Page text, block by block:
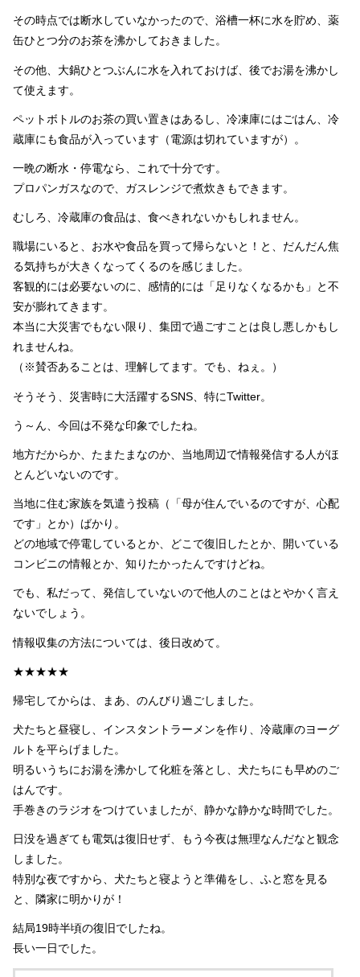
その時点では断水していなかったので、浴槽一杯に水を貯め、薬
缶ひとつ分のお茶を沸かしておきました。
その他、大鍋ひとつぶんに水を入れておけば、後でお湯を沸かし
て使えます。
ペットボトルのお茶の買い置きはあるし、冷凍庫にはごはん、冷
蔵庫にも食品が入っています（電源は切れていますが）。
一晩の断水・停電なら、これで十分です。
プロパンガスなので、ガスレンジで煮炊きもできます。
むしろ、冷蔵庫の食品は、食べきれないかもしれません。
職場にいると、お水や食品を買って帰らないと！と、だんだん焦
る気持ちが大きくなってくるのを感じました。
客観的には必要ないのに、感情的には「足りなくなるかも」と不
安が膨れてきます。
本当に大災害でもない限り、集団で過ごすことは良し悪しかもし
れませんね。
（※賛否あることは、理解してます。でも、ねぇ。）
そうそう、災害時に大活躍するSNS、特にTwitter。
う～ん、今回は不発な印象でしたね。
地方だからか、たまたまなのか、当地周辺で情報発信する人がほ
とんどいないのです。
当地に住む家族を気遣う投稿（「母が住んでいるのですが、心配
です」とか）ばかり。
どの地域で停電しているとか、どこで復旧したとか、開いている
コンビニの情報とか、知りたかったんですけどね。
でも、私だって、発信していないので他人のことはとやかく言え
ないでしょう。
情報収集の方法については、後日改めて。
★★★★★
帰宅してからは、まあ、のんびり過ごしました。
犬たちと昼寝し、インスタントラーメンを作り、冷蔵庫のヨーグ
ルトを平らげました。
明るいうちにお湯を沸かして化粧を落とし、犬たちにも早めのご
はんです。
手巻きのラジオをつけていましたが、静かな静かな時間でした。
日没を過ぎても電気は復旧せず、もう今夜は無理なんだなと観念
しました。
特別な夜ですから、犬たちと寝ようと準備をし、ふと窓を見る
と、隣家に明かりが！
結局19時半頃の復旧でしたね。
長い一日でした。